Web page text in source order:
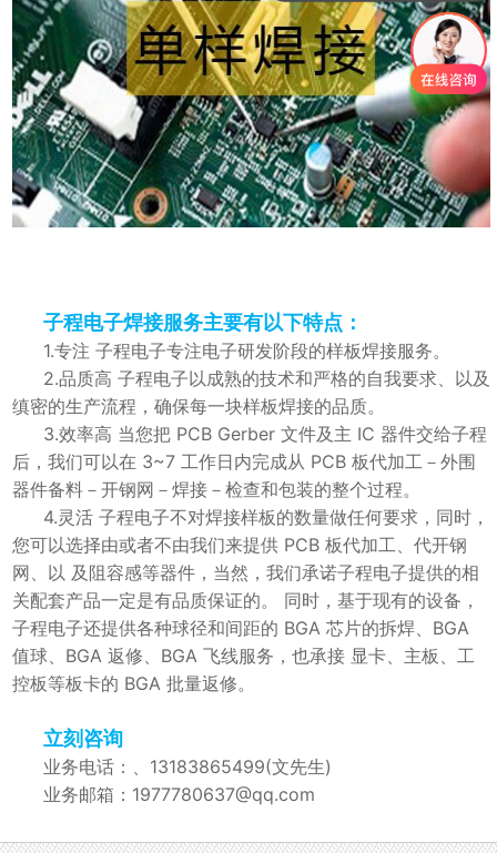
子程电子焊接服务主要有以下特点：
1.专注 子程电子专注电子研发阶段的样板焊接服务。
2.品质高 子程电子以成熟的技术和严格的自我要求、以及
缜密的生产流程，确保每一块样板焊接的品质。
3.效率高 当您把 PCB Gerber 文件及主 IC 器件交给子程
后，我们可以在 3~7 工作日内完成从 PCB 板代加工－外围
器件备料－开钢网－焊接－检查和包装的整个过程。
4.灵活 子程电子不对焊接样板的数量做任何要求，同时，
您可以选择由或者不由我们来提供 PCB 板代加工、代开钢
网、以 及阻容感等器件，当然，我们承诺子程电子提供的相
关配套产品一定是有品质保证的。 同时，基于现有的设备，
子程电子还提供各种球径和间距的 BGA 芯片的拆焊、BGA
值球、BGA 返修、BGA 飞线服务，也承接 显卡、主板、工
控板等板卡的 BGA 批量返修。
立刻咨询
业务电话：、13183865499(文先生)
业务邮箱：1977780637@qq.com